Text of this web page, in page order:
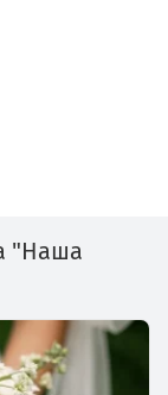
"Наша